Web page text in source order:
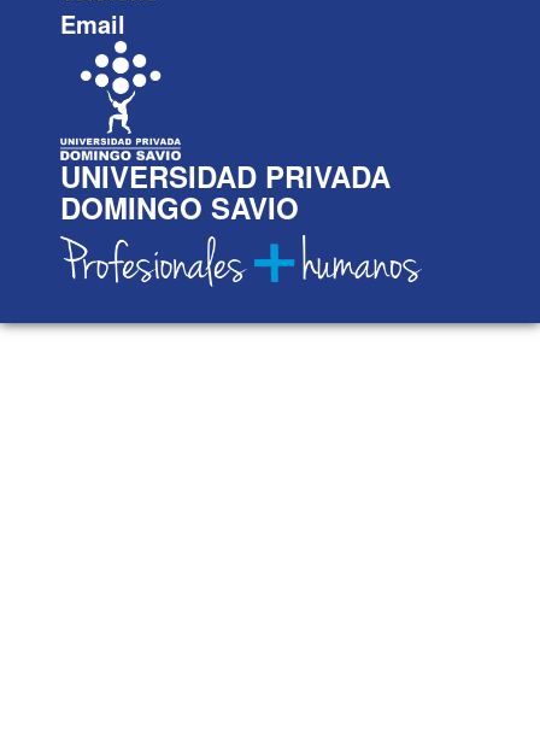
Email
UNIVERSIDAD PRIVADA
DOMINGO SAVIO